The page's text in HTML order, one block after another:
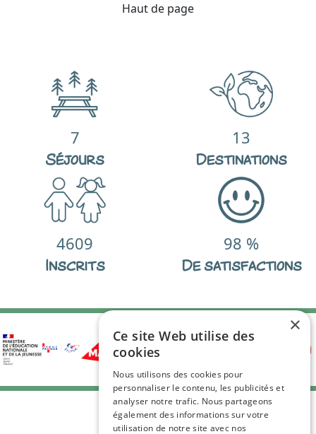
Haut de page
7
Séjours
13
Destinations
4609
Inscrits
98 %
De satisfactions
×
Ce site Web utilise des
cookies
Nous utilisons des cookies pour
personnaliser le contenu, les publicités et
analyser notre trafic. Nous partageons
également des informations sur votre
utilisation de notre site avec nos